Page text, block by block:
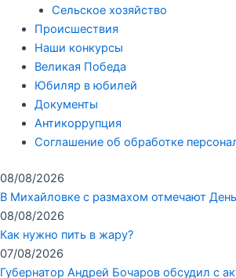
Сельское хозяйство
Происшествия
Наши конкурсы
Великая Победа
Юбиляр в юбилей
Документы
Антикоррупция
Соглашение об обработке
08/08/2026
В Михайловке с размахом отмечают
08/08/2026
Как нужно пить в жару?
07/08/2026
Губернатор Андрей Бочаров обсудил с